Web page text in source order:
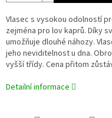
Vlasec s vysokou odolností
zejména pro lov kaprů. Díky
umožňuje dlouhé náhozy.
jeho neviditelnost u dna.
vyšší třídy. Cena přitom
Detailní informace